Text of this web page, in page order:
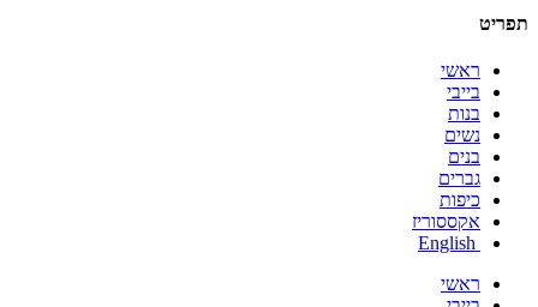
תפריט
ראשי
בייבי
בנות
נשים
בנים
גברים
כיפות
אקססוריז
English
ראשי